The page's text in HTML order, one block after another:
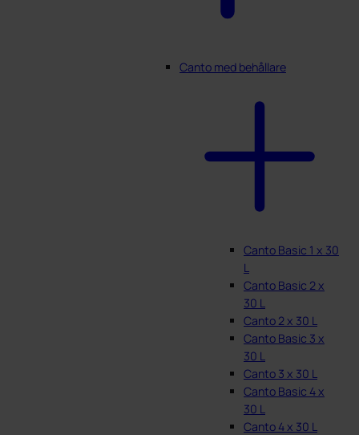
Canto med behållare
Canto Basic 1 x 30
L
Canto Basic 2 x
30 L
Canto 2 x 30 L
Canto Basic 3 x
30 L
Canto 3 x 30 L
Canto Basic 4 x
30 L
Canto 4 x 30 L